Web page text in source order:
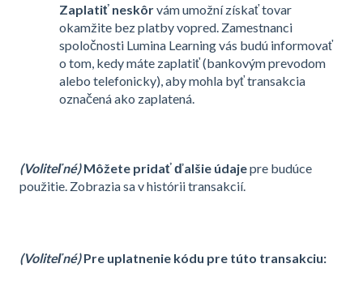
Zaplatiť neskôrvám umožní získať tovar
okamžite bez platby vopred. Zamestnanci
spoločnosti Lumina Learning vás budú informovať
o tom, kedy máte zaplatiť (bankovým prevodom
alebo telefonicky), aby mohla byť transakcia
označená ako zaplatená.
(Voliteľné)Môžete pridaťďalšie údajepre budúce
použitie. Zobrazia sa v histórii transakcií.
(Voliteľné)Pre uplatnenie kódu pre túto transakciu: